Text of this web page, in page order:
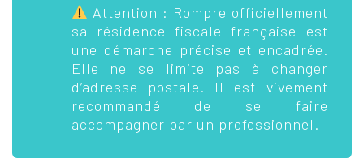
Attention : Rompre officiellement
sa résidence fiscale française est
une démarche précise et encadrée.
Elle ne se limite pas à changer
d’adresse postale. Il est vivement
recommandé de se faire
accompagner par un professionnel.